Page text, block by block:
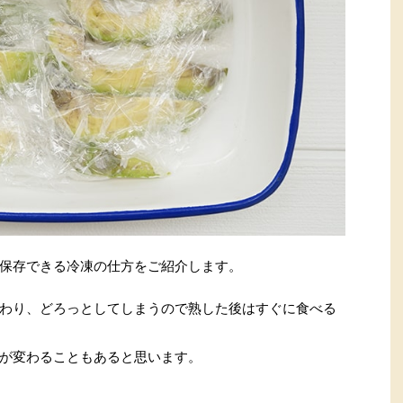
存できる冷凍の仕方をご紹介します。
り、どろっとしてしまうので熟した後はすぐに食べる
変わることもあると思います。